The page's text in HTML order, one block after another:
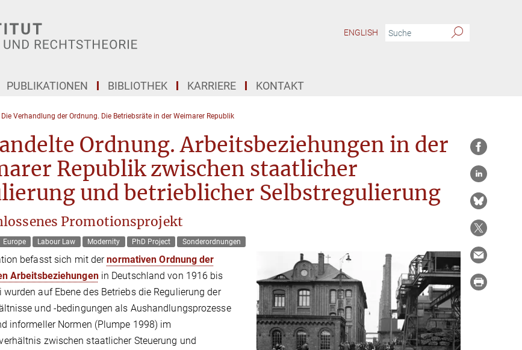
ENGLISH
PUBLIKATIONEN BIBLIOTHEK KARRIERE KONTAKT
Die Verhandlung der Ordnung. Die Betriebsräte in der Weimarer Republik
Ordnung. Arbeitsbeziehungen in der
Republik zwischen staatlicher
und betrieblicher Selbstregulierung
Promotionsprojekt
Europe Labour Law Modernity PhD Project Sonderordnungen
befasst sich mit dernormativen Ordnung der
Arbeitsbeziehungenin Deutschland von 1916 bis
wurden auf Ebene des Betriebs die Regulierung der
und -bedingungen als Aushandlungsprozesse
informeller Normen (Plumpe 1998) im
zwischen staatlicher Steuerung und